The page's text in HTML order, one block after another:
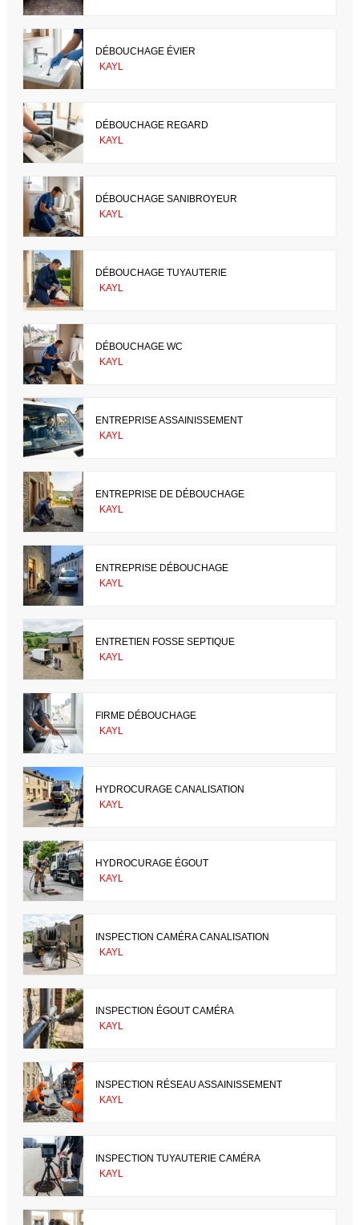
DÉBOUCHAGE ÉVIER
KAYL
DÉBOUCHAGE REGARD
KAYL
DÉBOUCHAGE SANIBROYEUR
KAYL
DÉBOUCHAGE TUYAUTERIE
KAYL
DÉBOUCHAGE WC
KAYL
ENTREPRISE ASSAINISSEMENT
KAYL
ENTREPRISE DE DÉBOUCHAGE
KAYL
ENTREPRISE DÉBOUCHAGE
KAYL
ENTRETIEN FOSSE SEPTIQUE
KAYL
FIRME DÉBOUCHAGE
KAYL
HYDROCURAGE CANALISATION
KAYL
HYDROCURAGE ÉGOUT
KAYL
INSPECTION CAMÉRA CANALISATION
KAYL
INSPECTION ÉGOUT CAMÉRA
KAYL
INSPECTION RÉSEAU ASSAINISSEMENT
KAYL
INSPECTION TUYAUTERIE CAMÉRA
KAYL